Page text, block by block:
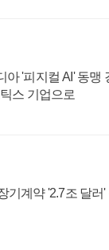
'피지컬 AI' 동맹
스 기업으로
기계약 '2.7조 달러'